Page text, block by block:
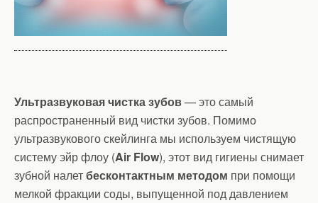
Ультразвуковая чистка зубов— это самый
распространенный вид чистки зубов. Помимо
ультразвукового скейлинга мы используем чистящую
систему эйр флоу (Air Flow), этот вид гигиены снимает
зубной налетбесконтактным методом при помощи
мелкой фракции соды, выпущенной под давлением